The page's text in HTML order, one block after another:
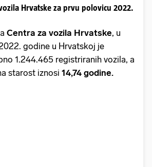
Hrvatske za prvu polovicu 2022.
Centra za vozila Hrvatske, u
godine u Hrvatskoj je
1.244.465 registriranih vozila, a
starost iznosi 14,74 godine.